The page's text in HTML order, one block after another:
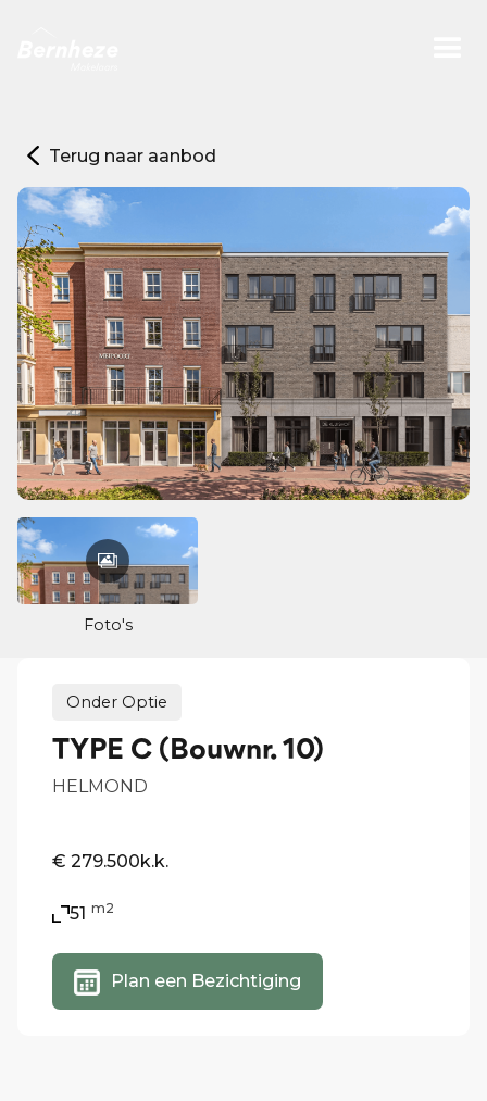
Terug naar aanbod
Foto's
Onder Optie
TYPE C (Bouwnr. 10)
HELMOND
€ 279.500k.k.
51 m2
Plan een Bezichtiging